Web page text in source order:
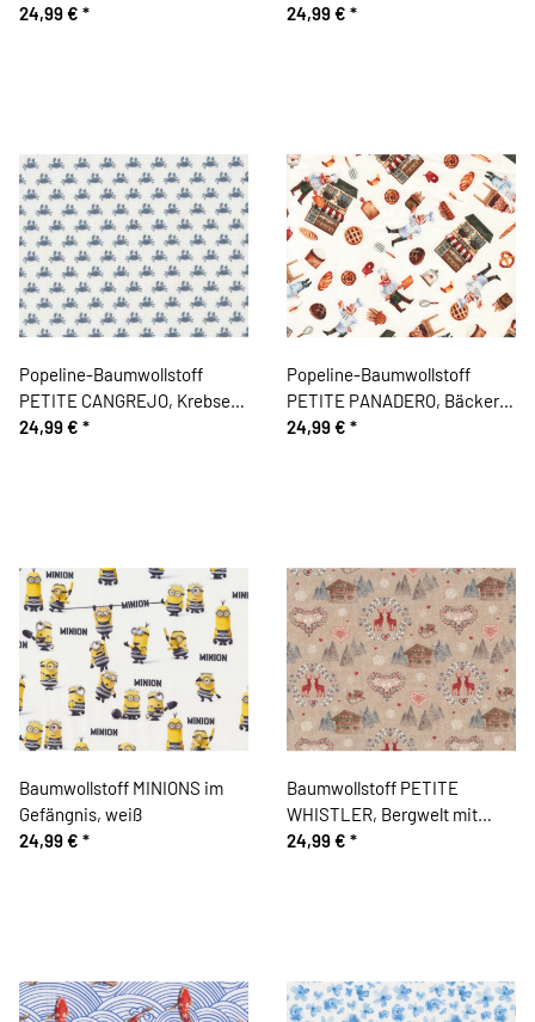
24,99 € *
Kreismuster, dunkelblau
24,99 € *
Popeline-Baumwollstoff
PETITE CANGREJO, Krebse,
blaugrau
24,99 € *
Popeline-Baumwollstoff
PETITE PANADERO, Bäcker
und Brot
24,99 € *
Baumwollstoff MINIONS im
Gefängnis, weiß
24,99 € *
Baumwollstoff PETITE
WHISTLER, Bergwelt mit
Herzen
24,99 € *